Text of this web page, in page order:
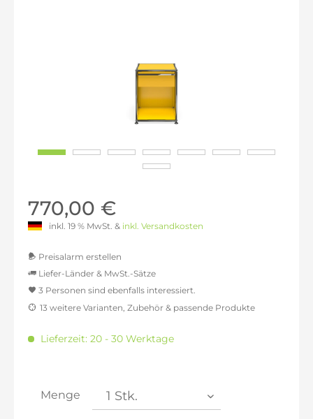
770,00 €
inkl. 19 % MwSt. & inkl. Versandkosten
Preisalarm erstellen
Sie haben dieDatenschutzbestimmungen
Liefer-Länder & MwSt.-Sätze
inkl. 16% MwSt.: 750,59 €
inkl. 21% MwSt.: 782,94 €
3 Personen sind ebenfalls interessiert.
13 weitere Varianten, Zubehör & passende Produkte
Lieferzeit: 20 - 30 Werktage
Menge